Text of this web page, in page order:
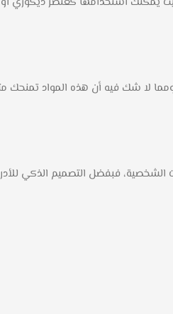
لا شك فيه أن هذه المواد تمنحك
الشخصية، فبفضل التصميم الذكي